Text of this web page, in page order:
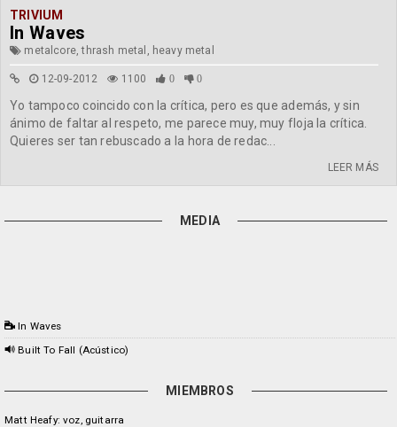
TRIVIUM
In Waves
metalcore, thrash metal, heavy metal
12-09-2012 1100 0 0
Yo tampoco coincido con la crítica, pero es que además, y sin
ánimo de faltar al respeto, me parece muy, muy floja la crítica.
Quieres ser tan rebuscado a la hora de redac...
LEER MÁS
MEDIA
In Waves
Built To Fall (Acústico)
MIEMBROS
Matt Heafy: voz, guitarra